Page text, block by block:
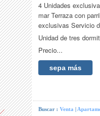
4 Unidades
mar Terraza con
exclusivas Servicio
Unidad de tres
Precio...
sepa más
Buscar :Venta |